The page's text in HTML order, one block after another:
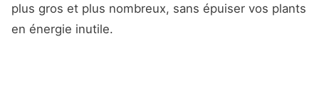
plus gros et plus nombreux, sans épuiser vos plants
en énergie inutile.